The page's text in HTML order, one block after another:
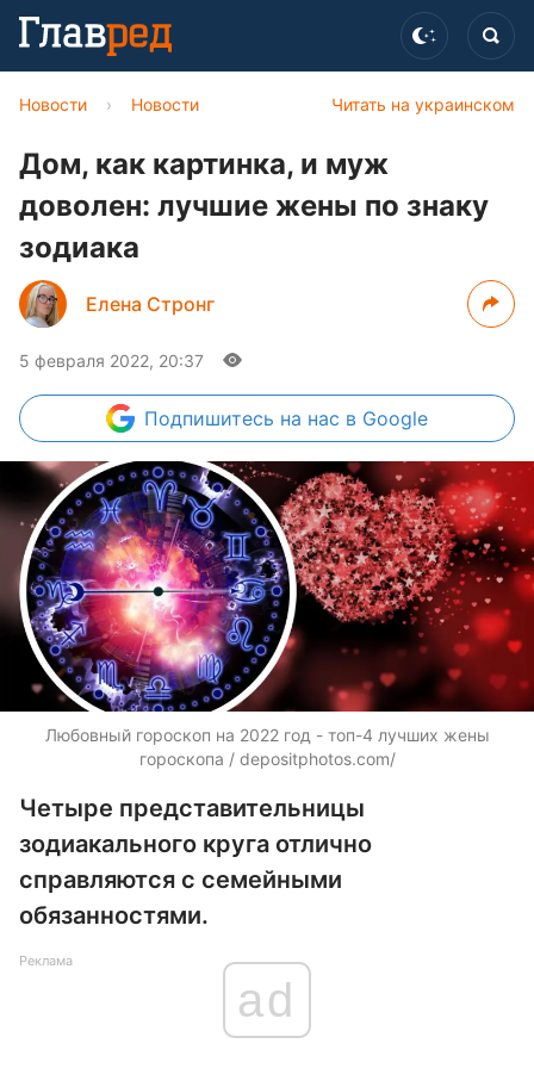
Читать на украинском
Новости › Новости
Дом, как картинка, и муж
доволен: лучшие жены по знаку
зодиака
Елена Стронг
5 февраля 2022, 20:37
Подпишитесь на нас в Google
Любовный гороскоп на 2022 год - топ-4 лучших жены
гороскопа / depositphotos.com/
Четыре представительницы
зодиакального круга отлично
справляются с семейными
обязанностями.
Реклама
ad